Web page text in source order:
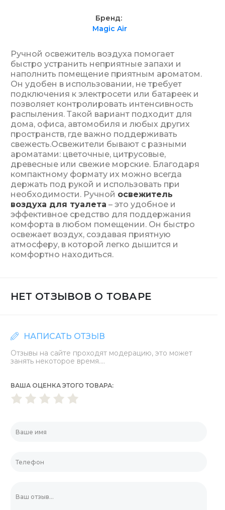
Бренд
Magic Air
Ручной освежитель воздуха помогает
быстро устранить неприятные запахи и
наполнить помещение приятным ароматом.
Он удобен в использовании, не требует
подключения к электросети или батареек и
позволяет контролировать интенсивность
распыления. Такой вариант подходит для
дома, офиса, автомобиля и любых других
пространств, где важно поддерживать
свежесть.Освежители бывают с разными
ароматами: цветочные, цитрусовые,
древесные или свежие морские. Благодаря
компактному формату их можно всегда
держать под рукой и использовать при
необходимости. Ручной освежитель
воздуха для туалета – это удобное и
эффективное средство для поддержания
комфорта в любом помещении. Он быстро
освежает воздух, создавая приятную
атмосферу, в которой легко дышится и
комфортно находиться.
НЕТ ОТЗЫВОВ О ТОВАРЕ
НАПИСАТЬ ОТЗЫВ
Отзывы на сайте проходят модерацию, это может
занять некоторое время....
ВАША ОЦЕНКА ЭТОГО ТОВАРА